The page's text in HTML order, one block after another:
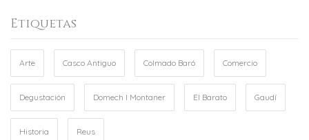
Etiquetas
Arte Casco Antiguo Colmado Baró Comercio
Degustación Domech I Montaner El Barato Gaudí
Historia Reus